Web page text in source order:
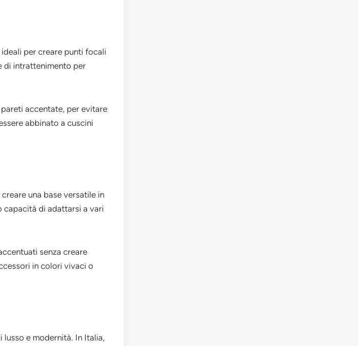
per creare punti focali
di intrattenimento per
accentate, per evitare
abbinato a cuscini
una base versatile in
capacità di adattarsi a vari
senza creare
in colori vivaci o
lusso e modernità. In Italia,